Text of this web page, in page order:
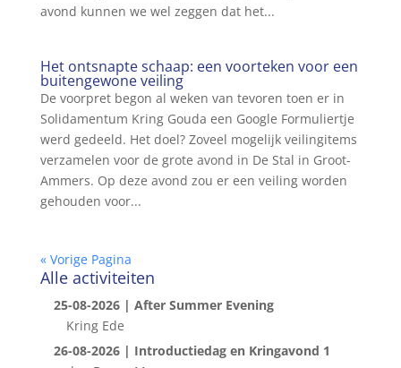
avond kunnen we wel zeggen dat het...
Het ontsnapte schaap: een voorteken voor een
buitengewone veiling
De voorpret begon al weken van tevoren toen er in
Solidamentum Kring Gouda een Google Formuliertje
werd gedeeld. Het doel? Zoveel mogelijk veilingitems
verzamelen voor de grote avond in De Stal in Groot-
Ammers. Op deze avond zou er een veiling worden
gehouden voor...
« Vorige Pagina
Alle activiteiten
25-08-2026 | After Summer Evening
Kring Ede
26-08-2026 | Introductiedag en Kringavond 1